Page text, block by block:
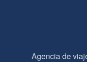
Agencia de